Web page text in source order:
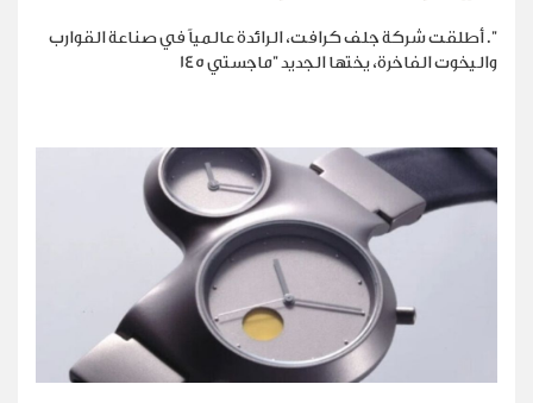
". أطلقت شركة جلف كرافت، الرائدة عالمياً في صناعة القوارب
واليخوت الفاخرة، يختها الجديد "ماجستي 145